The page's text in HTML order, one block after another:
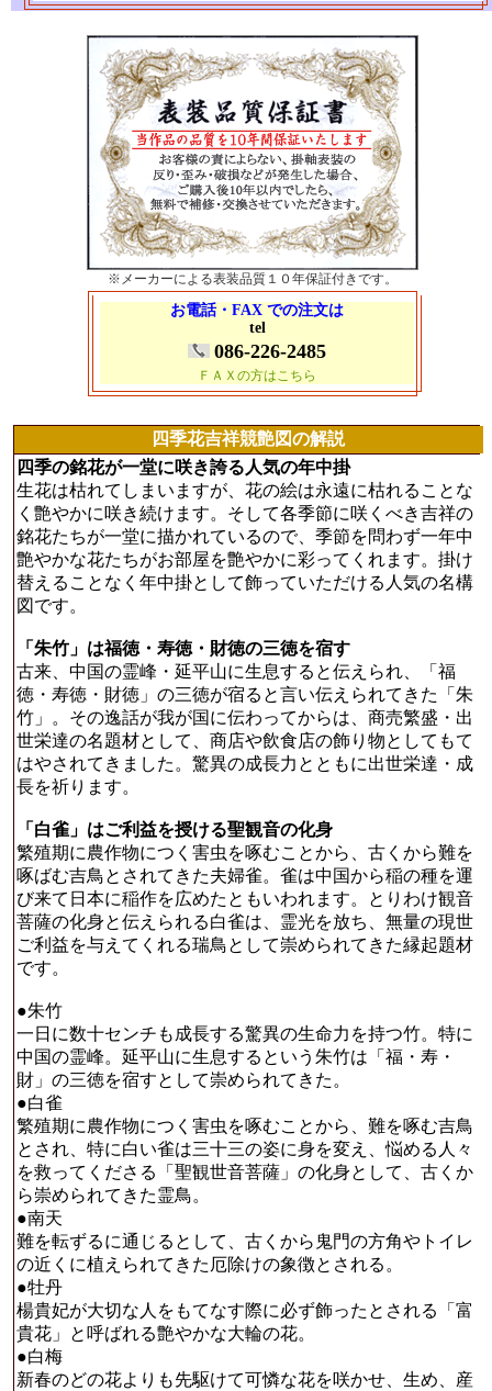
※メーカーによる表装品質１０年保証付きです。
お電話・FAX での注文は
tel
086-226-2485
ＦＡＸの方はこちら
四季花吉祥競艶図の解説
四季の銘花が一堂に咲き誇る人気の年中掛
生花は枯れてしまいますが、花の絵は永遠に枯れることな
く艶やかに咲き続けます。そして各季節に咲くべき吉祥の
銘花たちが一堂に描かれているので、季節を問わず一年中
艶やかな花たちがお部屋を艶やかに彩ってくれます。掛け
替えることなく年中掛として飾っていただける人気の名構
図です。
「朱竹」は福徳・寿徳・財徳の三徳を宿す
古来、中国の霊峰・延平山に生息すると伝えられ、「福
徳・寿徳・財徳」の三徳が宿ると言い伝えられてきた「朱
竹」。その逸話が我が国に伝わってからは、商売繁盛・出
世栄達の名題材として、商店や飲食店の飾り物としてもて
はやされてきました。驚異の成長力とともに出世栄達・成
長を祈ります。
「白雀」はご利益を授ける聖観音の化身
繁殖期に農作物につく害虫を啄むことから、古くから難を
啄ばむ吉鳥とされてきた夫婦雀。雀は中国から稲の種を運
び来て日本に稲作を広めたともいわれます。とりわけ観音
菩薩の化身と伝えられる白雀は、霊光を放ち、無量の現世
ご利益を与えてくれる瑞鳥として崇められてきた縁起題材
です。
●朱竹
一日に数十センチも成長する驚異の生命力を持つ竹。特に
中国の霊峰。延平山に生息するという朱竹は「福・寿・
財」の三徳を宿すとして崇められてきた。
●白雀
繁殖期に農作物につく害虫を啄むことから、難を啄む吉鳥
とされ、特に白い雀は三十三の姿に身を変え、悩める人々
を救ってくださる「聖観世音菩薩」の化身として、古くか
ら崇められてきた霊鳥。
●南天
難を転ずるに通じるとして、古くから鬼門の方角やトイレ
の近くに植えられてきた厄除けの象徴とされる。
●牡丹
楊貴妃が大切な人をもてなす際に必ず飾ったとされる「富
貴花」と呼ばれる艶やかな大輪の花。
●白梅
新春のどの花よりも先駆けて可憐な花を咲かせ、生め、産